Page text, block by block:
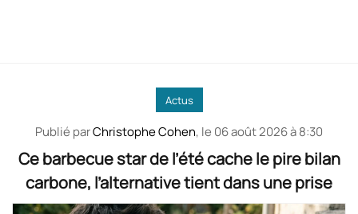
Actus
Publié parChristophe Cohen, le 06 août 2026 à 8:30
Ce barbecue star de l’été cache le pire bilan
carbone, l’alternative tient dans une prise